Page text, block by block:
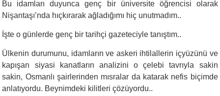
Bu idamları duyunca genç bir üniversite öğrencisi olarak
Nişantaşı’nda hıçkırarak ağladığımı hiç unutmadım..
İşte o günlerde genç bir tarihçi gazeteciyle tanıştım..
Ülkenin durumunu, idamların ve askeri ihtilallerin içyüzünü ve
kapışan siyasi kanatların analizini o çelebi tavrıyla sakin
sakin, Osmanlı şairlerinden mısralar da katarak nefis biçimde
anlatıyordu. Beynimdeki kilitleri çözüyordu..